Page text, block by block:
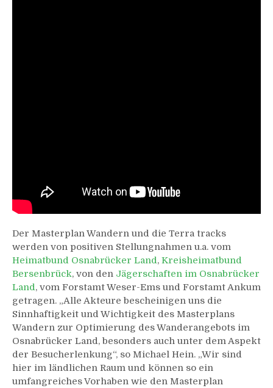
Der Masterplan Wandern und die Terra tracks
werden von positiven Stellungnahmen u.a. vom
Heimatbund Osnabrücker Land, Kreisheimatbund
Bersenbrück, von den Jägerschaften im Osnabrücker
Land, vom Forstamt Weser-Ems und Forstamt Ankum
getragen. „Alle Akteure bescheinigen uns die
Sinnhaftigkeit und Wichtigkeit des Masterplans
Wandern zur Optimierung des Wanderangebots im
Osnabrücker Land, besonders auch unter dem Aspekt
der Besucherlenkung“, so Michael Hein. „Wir sind
hier im ländlichen Raum und können so ein
umfangreiches Vorhaben wie den Masterplan